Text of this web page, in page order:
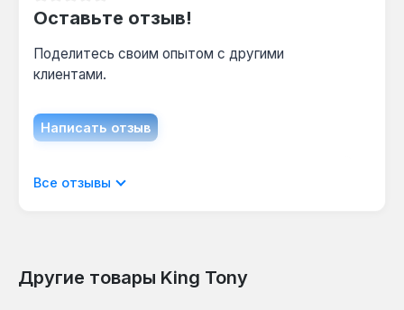
или вороток с квадратным приводом 1/4" —
это стандартный размер для мелкого
крепежа.
Оставьте отзыв!
Поделитесь своим опытом с другими
клиентами.
Написать отзыв
Отображать отзывы только на текущем
Все отзывы
Другие товары King Tony